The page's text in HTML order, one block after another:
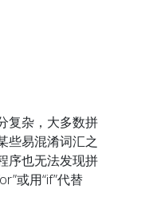
复杂，大多数拼
些易混淆词汇之
序也无法发现拼
或用“if”代替